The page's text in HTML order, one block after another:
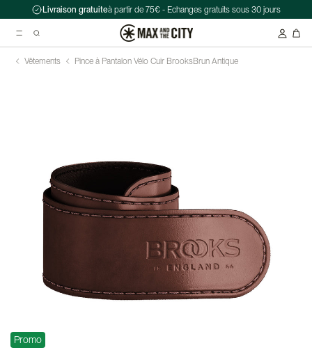
Livraison gratuiteà partir de 75€ - Echanges gratuits sous 30 jours
Double sacoche Porte-Bagage - Ortlieb - Back-Roller Classic
Vêtements Pince à Pantalon Vélo Cuir BrooksBrun Antique
Promo